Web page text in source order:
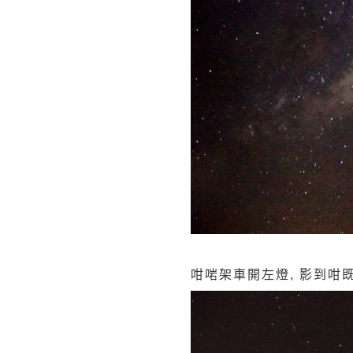
咁啱架車開左燈, 影到咁